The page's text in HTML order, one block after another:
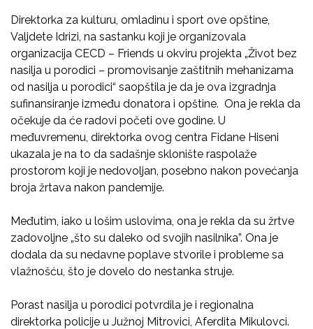
Direktorka za kulturu, omladinu i sport ove opštine,
Valjdete Idrizi, na sastanku koji je organizovala
organizacija CECD – Friends u okviru projekta „Život bez
nasilja u porodici – promovisanje zaštitnih mehanizama
od nasilja u porodici“ saopštila je da je ova izgradnja
sufinansiranje između donatora i opštine. Ona je rekla da
očekuje da će radovi početi ove godine. U
međuvremenu, direktorka ovog centra Fidane Hiseni
ukazala je na to da sadašnje sklonište raspolaže
prostorom koji je nedovoljan, posebno nakon povećanja
broja žrtava nakon pandemije.
Međutim, iako u lošim uslovima, ona je rekla da su žrtve
zadovoljne „što su daleko od svojih nasilnika”. Ona je
dodala da su nedavne poplave stvorile i probleme sa
vlažnošću, što je dovelo do nestanka struje.
Porast nasilja u porodici potvrdila je i regionalna
direktorka policije u Južnoj Mitrovici, Aferdita Mikulovci.